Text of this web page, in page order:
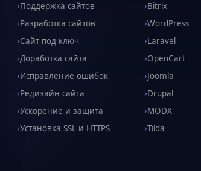
Поддержка сайтов
Разработка сайтов
Сайт под ключ
Доработка сайта
Исправление ошибок
Редизайн сайта
Ускорение и защита
Установка SSL и HTTPS
Bitrix
WordPress
Laravel
OpenCart
Joomla
Drupal
MODX
Tilda